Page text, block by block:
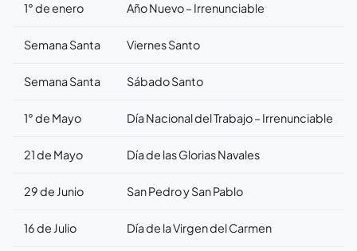
1° de enero Año Nuevo – Irrenunciable
Semana Santa Viernes Santo
Semana Santa Sábado Santo
1° de Mayo Día Nacional del Trabajo – Irrenunciable
21 de Mayo Día de las Glorias Navales
29 de Junio San Pedro y San Pablo
16 de Julio Día de la Virgen del Carmen